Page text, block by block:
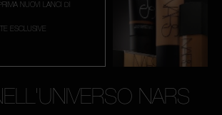
NUOVI LANCI DI
ESCLUSIVE
NARS